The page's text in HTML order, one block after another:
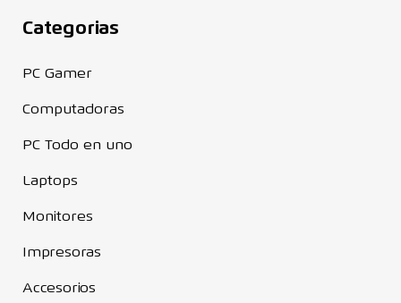
Categorias
PC Gamer
Computadoras
PC Todo en uno
Laptops
Monitores
Impresoras
Accesorios